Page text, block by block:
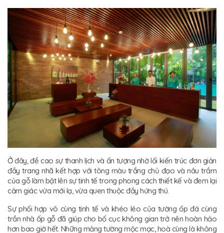
Ở đây, đề cao sự thanh lịch và ấn tượng nhờ lối kiến trúc đơn giản
đầy trang nhã kết hợp với tông màu trắng chủ đạo và nâu trầm
của gỗ làm bật lên sự tinh tế trong phong cách thiết kế và đem lại
cảm giác vừa mới lạ, vừa quen thuộc đầy hứng thú.
Sự phối hợp vô cùng tinh tế và khéo léo của tường ốp đá cùng
trần nhà ốp gỗ đã giúp cho bố cục không gian trở nên hoàn hảo
hơn bao giờ hết. Những mảng tường mộc mạc, hoà cùng là không